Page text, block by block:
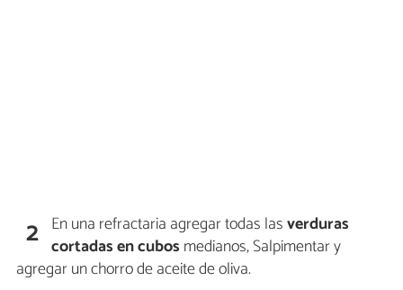
2 En una refractaria agregar todas lasverduras
cortadas en cubos medianos, Salpimentar y
agregar un chorro de aceite de oliva.